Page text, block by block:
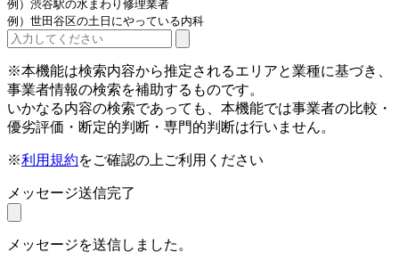
例）渋谷駅の水まわり修理業者
例）世田谷区の土日にやっている内科
※本機能は検索内容から推定されるエリアと業種に基づき、
事業者情報の検索を補助するものです。
いかなる内容の検索であっても、本機能では事業者の比較・
優劣評価・断定的判断・専門的判断は行いません。
※利用規約をご確認の上ご利用ください
メッセージ送信完了
メッセージを送信しました。